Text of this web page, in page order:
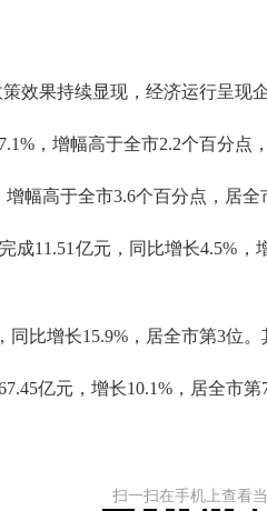
效果持续显现，经济运行呈现
7.1% ， 增幅高于全市2.2个百分点，
增幅高于全市3.6个百分点，居全
完成11.51 亿元，同比增长4.5%，
同比增长15.9%，居全市第3位。
亿元，增长10.1%，居全市第
扫一扫在手机上查看